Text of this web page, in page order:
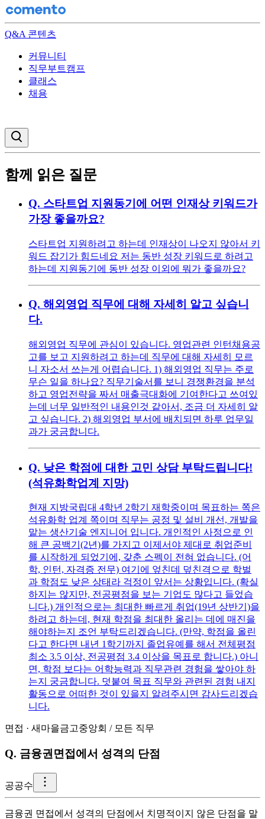
Q&A 콘텐츠
커뮤니티
직무부트캠프
클래스
채용
함께 읽은 질문
Q. 스타트업 지원동기에 어떤 인재상 키워드가
가장 좋을까요?
스타트업 지원하려고 하는데 인재상이 나오지 않아서 키
워드 잡기가 힘드네요 저는 동반 성장 키워드로 하려고
하는데 지원동기에 동반 성장 이외에 뭐가 좋을까요?
Q. 해외영업 직무에 대해 자세히 알고 싶습니
다.
해외영업 직무에 관심이 있습니다. 영업관련 인턴채용공
고를 보고 지원하려고 하는데 직무에 대해 자세히 모르
니 자소서 쓰는게 어렵습니다. 1) 해외영업 직무는 주로
무슨 일을 하나요? 직무기술서를 보니 경쟁환경을 분석
하고 영업전략을 짜서 매출극대화에 기여한다고 쓰여있
는데 너무 일반적인 내용인것 같아서, 조금 더 자세히 알
고 싶습니다. 2) 해외영업 부서에 배치되면 하루 업무일
과가 궁금합니다.
Q. 낮은 학점에 대한 고민 상담 부탁드립니다!
(석유화학업계 지망)
현재 지방국립대 4학년 2학기 재학중이며 목표하는 쪽은
석유화학 업계 쪽이며 직무는 공정 및 설비 개선, 개발을
맡는 생산기술 엔지니어 입니다. 개인적인 사정으로 인
해 큰 공백기(2년)를 가지고 이제서야 제대로 취업준비
를 시작하게 되었기에, 갖춘 스펙이 전혀 없습니다. (어
학, 인턴, 자격증 전무) 여기에 엎친데 덮친격으로 학벌
과 학점도 낮은 상태라 걱정이 앞서는 상황입니다. (확실
하지는 않지만, 전공평점을 보는 기업도 많다고 들었습
니다.) 개인적으로는 최대한 빠르게 취업(19년 상반기)을
하려고 하는데, 현재 학점을 최대한 올리는 데에 매진을
해야하는지 조언 부탁드리겠습니다. (만약, 학점을 올린
다고 한다면 내년 1학기까지 졸업유예를 해서 전체평점
최소 3.5 이상, 전공평점 3.4 이상을 목표로 합니다.) 아니
면, 학점 보다는 어학능력과 직무관련 경험을 쌓아야 하
는지 궁금합니다. 덧붙여 목표 직무와 관련된 경험 내지
활동으로 어떠한 것이 있을지 알려주시면 감사드리겠습
니다.
면접 · 새마을금고중앙회 / 모든 직무
Q. 금융권면접에서 성격의 단점
공공수
금융권 면접에서 성격의 단점에서 치명적이지 않은 단점을 말